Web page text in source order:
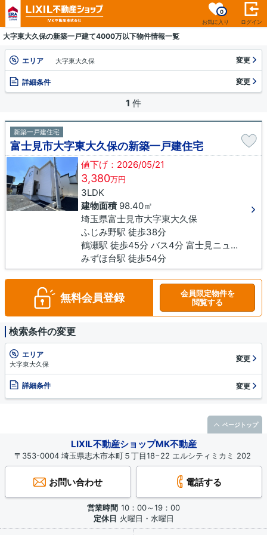
お気に入り
0
ログイン
大字東大久保の新築一戸建て4000万以下物件情報一覧
エリア 大字東大久保 変更
詳細条件 変更
1 件
新築一戸建住宅
富士見市大字東大久保の新築一戸建住宅
値下げ：2026/05/21
3,380万円
3LDK
建物面積98.40㎡
埼玉県富士見市大字東大久保
ふじみ野駅 徒歩38分
鶴瀬駅 徒歩45分 バス4分 富士見ニュータウン下車 徒歩19分
みずほ台駅 徒歩54分
無料会員登録
会員限定物件を
閲覧する
検索条件の変更
エリア
大字東大久保
変更
詳細条件 変更
LIXIL不動産ショップMK不動産
〒353-0004 埼玉県志木市本町５丁目18−22 エルシティミカミ 202
お問い合わせ 電話する
営業時間 10：00～19：00
定休日 火曜日・水曜日
ページトップ